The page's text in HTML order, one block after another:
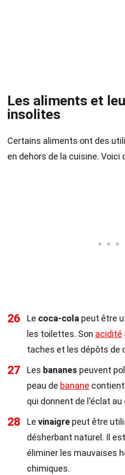
Les aliments et
insolites
Certains aliments ont des
en dehors de la cuisine. Voici
26 Le coca-cola peut être
les toilettes. Son acidité
taches et les dépôts de
27 Les bananes peuvent
peau de banane
qui donnent de l'éclat au
28 Le vinaigre peut être
désherbant naturel. Il
éliminer les mauvaises
chimiques.